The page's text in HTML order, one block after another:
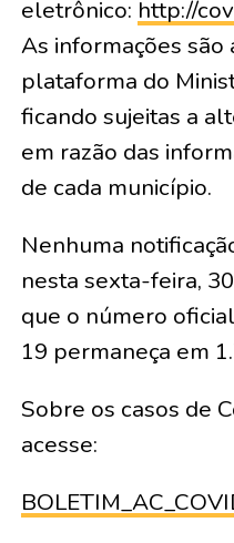
eletrônico: http://
As informações são
plataforma do
ficando sujeitas a
em razão das
de cada município.
Nenhuma
nesta sexta-feira,
que o número
19 permaneça em
Sobre os casos de
acesse: